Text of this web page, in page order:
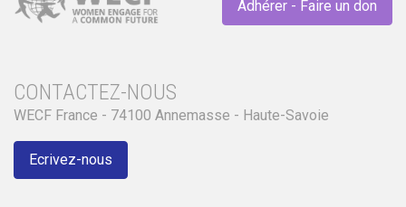
Adhérer - Faire un don
CONTACTEZ-NOUS
WECF France - 74100 Annemasse - Haute-Savoie
Ecrivez-nous